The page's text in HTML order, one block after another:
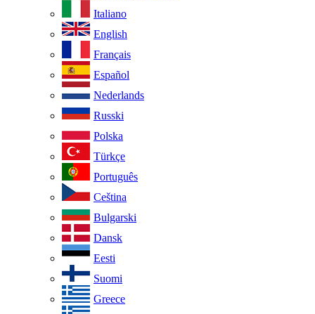
Italiano
English
Français
Español
Nederlands
Russki
Polska
Türkçe
Português
Ceština
Bulgarski
Dansk
Eesti
Suomi
Greece